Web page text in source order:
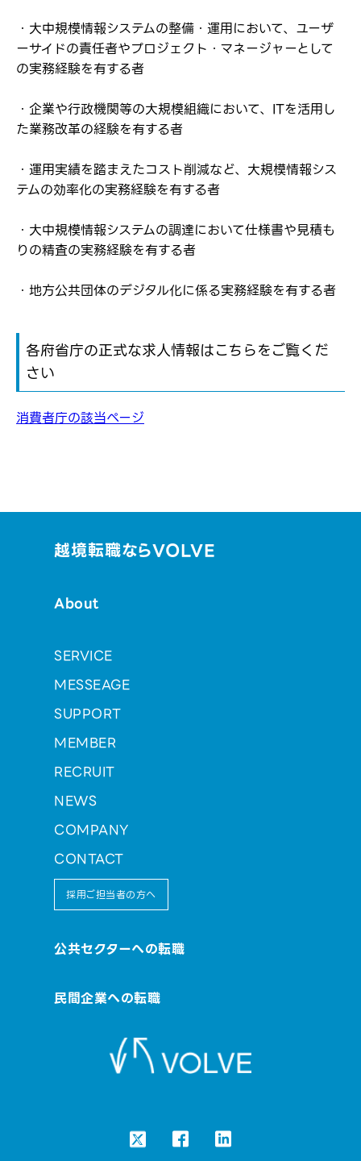
・大中規模情報システムの整備・運用において、ユーザ
ーサイドの責任者やプロジェクト・マネージャーとして
の実務経験を有する者
・企業や行政機関等の大規模組織において、ITを活用し
た業務改革の経験を有する者
・運用実績を踏まえたコスト削減など、大規模情報シス
テムの効率化の実務経験を有する者
・大中規模情報システムの調達において仕様書や見積も
りの精査の実務経験を有する者
・地方公共団体のデジタル化に係る実務経験を有する者
各府省庁の正式な求人情報はこちらをご覧くだ
さい
消費者庁の該当ページ
越境転職ならVOLVE
About
SERVICE
MESSEAGE
SUPPORT
MEMBER
RECRUIT
NEWS
COMPANY
CONTACT
採用ご担当者の方へ
公共セクターへの転職
民間企業への転職